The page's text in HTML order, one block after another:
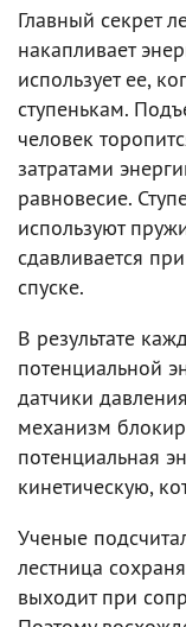
Главный секрет
накапливает
использует ее,
ступенькам.
человек
затратами
равновесие.
используют
сдавливается
спуске.
В результате
потенциальной
датчики
механизм
потенциальная
кинетическую,
Ученые
лестница
выходит при